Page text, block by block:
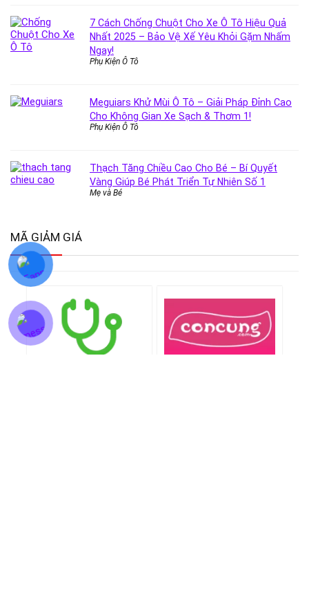
7 Cách Chống Chuột Cho Xe Ô Tô Hiệu Quả
Nhất 2025 – Bảo Vệ Xế Yêu Khỏi Gặm Nhấm
Ngay!
Phụ Kiện Ô Tô
Meguiars Khử Mùi Ô Tô – Giải Pháp Đỉnh Cao
Cho Không Gian Xe Sạch & Thơm 1!
Phụ Kiện Ô Tô
Thạch Tăng Chiều Cao Cho Bé – Bí Quyết
Vàng Giúp Bé Phát Triển Tự Nhiên Số 1
Mẹ và Bé
MÃ GIẢM GIÁ